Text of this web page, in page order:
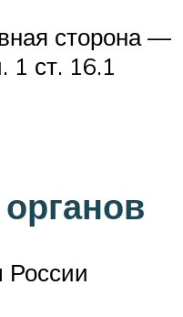
сторона —
1 ст. 16.1
России